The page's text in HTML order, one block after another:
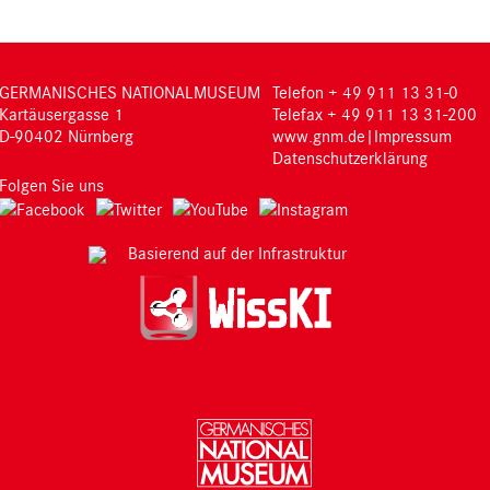
GERMANISCHES NATIONALMUSEUM
Kartäusergasse 1
D-90402 Nürnberg
Telefon + 49 911 13 31-0
Telefax + 49 911 13 31-200
www.gnm.de | Impressum
Datenschutzerklärung
Folgen Sie uns
Basierend auf der Infrastruktur